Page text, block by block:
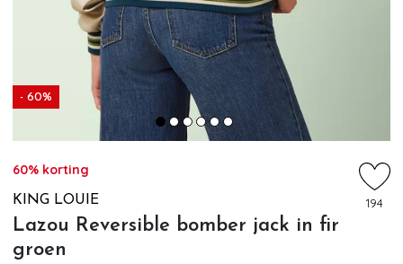
- 60%
60% korting
KING LOUIE
Lazou Reversible bomber jack in fir
groen
194